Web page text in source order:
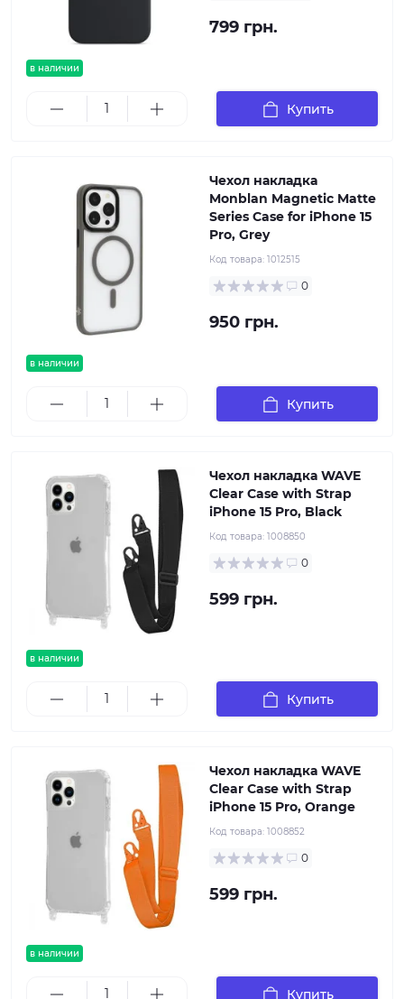
в наличии
799 грн.
Купить
в наличии
Чехол накладка
Monblan Magnetic Matte
Series Case for iPhone 15
Pro, Grey
Код товара: 1012515
0
950 грн.
Купить
в наличии
Чехол накладка WAVE
Clear Case with Strap
iPhone 15 Pro, Black
Код товара: 1008850
0
599 грн.
Купить
в наличии
Чехол накладка WAVE
Clear Case with Strap
iPhone 15 Pro, Orange
Код товара: 1008852
0
599 грн.
Купить